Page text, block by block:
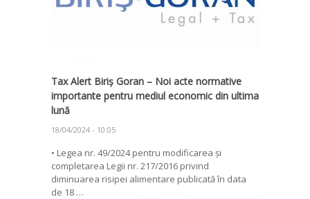
Tax Alert Biriș Goran – Noi acte normative
importante pentru mediul economic din ultima
lună
18/04/2024 - 10:05
• Legea nr. 49/2024 pentru modificarea și
completarea Legii nr. 217/2016 privind
diminuarea risipei alimentare publicată în data
de 18 …